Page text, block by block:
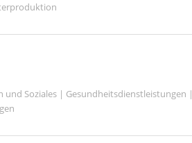
und Soziales | Gesundheitsdienstleistungen |